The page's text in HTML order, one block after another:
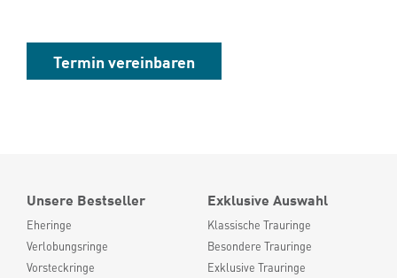
Termin vereinbaren
Unsere Bestseller
Eheringe
Verlobungsringe
Vorsteckringe
Exklusive Auswahl
Klassische Trauringe
Besondere Trauringe
Exklusive Trauringe